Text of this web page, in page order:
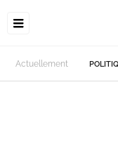
Actuellement